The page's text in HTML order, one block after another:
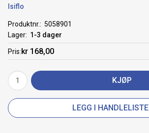
Isiflo
Produktnr.
5058901
Lager
1-3 dager
Pris kr 168,00
KJØP
LEGG I HANDLELISTE